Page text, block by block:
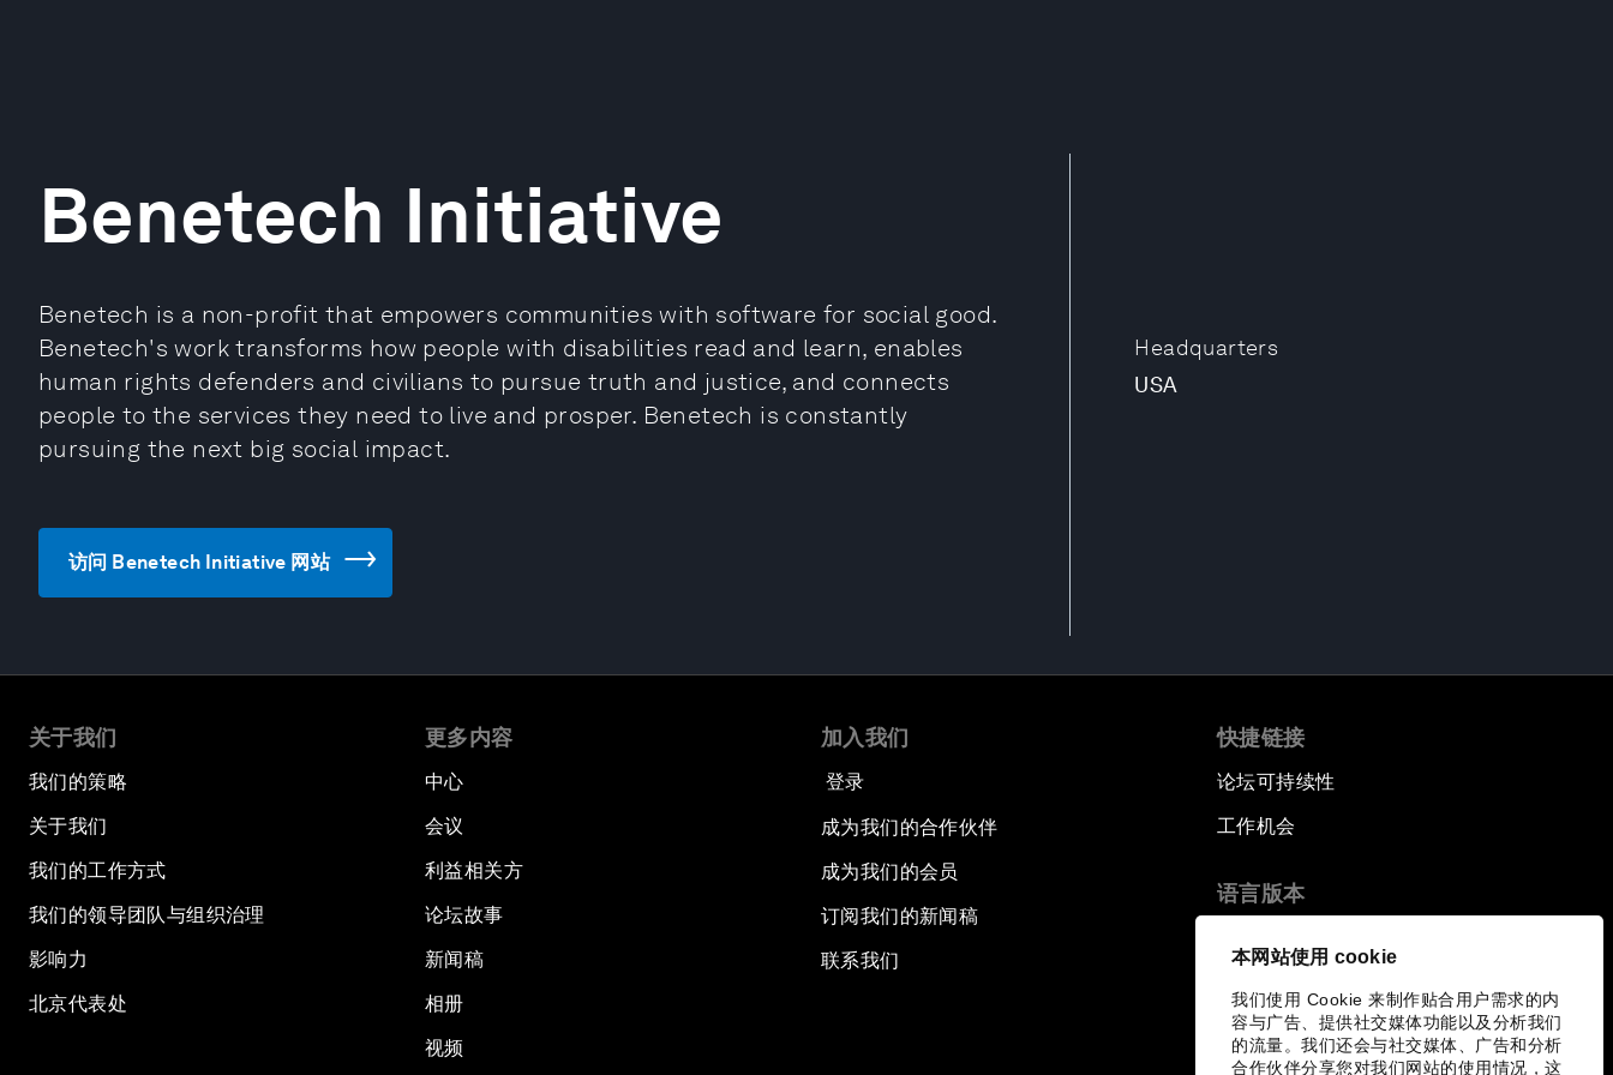
本网站使用 cookie
我们使用 Cookie 来制作贴合用户需求的内
容与广告、提供社交媒体功能以及分析我们
的流量。我们还会与社交媒体、广告和分析
合作伙伴分享您对我们网站的使用情况，这
Headquarters
USA
Benetech Initiative
Benetech is a non-profit that empowers communities with software for social good.
Benetech's work transforms how people with disabilities read and learn, enables
human rights defenders and civilians to pursue truth and justice, and connects
people to the services they need to live and prosper. Benetech is constantly
pursuing the next big social impact.
访问 Benetech Initiative 网站
关于我们
我们的策略
关于我们
我们的工作方式
我们的领导团队与组织治理
影响力
北京代表处
更多内容
中心
会议
利益相关方
论坛故事
新闻稿
相册
视频
加入我们
登录
成为我们的合作伙伴
成为我们的会员
订阅我们的新闻稿
联系我们
快捷链接
论坛可持续性
工作机会
语言版本